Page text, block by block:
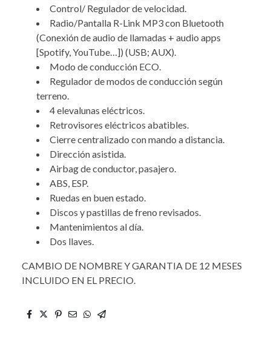
Control/ Regulador de velocidad.
Radio/Pantalla R-Link MP3 con Bluetooth
(Conexión de audio de llamadas + audio apps
[Spotify, YouTube…]) (USB; AUX).
Modo de conducción ECO.
Regulador de modos de conducción según
terreno.
4 elevalunas eléctricos.
Retrovisores eléctricos abatibles.
Cierre centralizado con mando a distancia.
Dirección asistida.
Airbag de conductor, pasajero.
ABS, ESP.
Ruedas en buen estado.
Discos y pastillas de freno revisados.
Mantenimientos al día.
Dos llaves.
CAMBIO DE NOMBRE Y GARANTIA DE 12 MESES
INCLUIDO EN EL PRECIO.